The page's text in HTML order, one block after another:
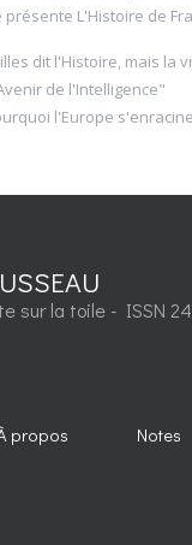
présente L'Histoire de
dit l'Histoire, mais la
de l'Intelligence"
l'Europe
sur la toile - ISSN
propos Notes